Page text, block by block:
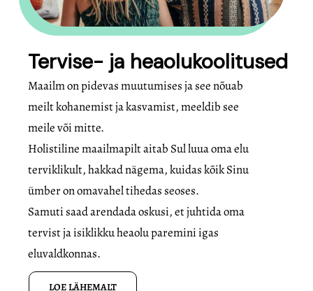
Tervise- ja heaolukoolitused
Maailm on pidevas muutumises ja see nõuab
meilt kohanemist ja kasvamist, meeldib see
meile või mitte.
Holistiline maailmapilt aitab Sul luua oma elu
terviklikult, hakkad nägema, kuidas kõik Sinu
ümber on omavahel tihedas seoses.
Samuti saad arendada oskusi, et juhtida oma
tervist ja isiklikku heaolu paremini igas
eluvaldkonnas.
LOE LÄHEMALT